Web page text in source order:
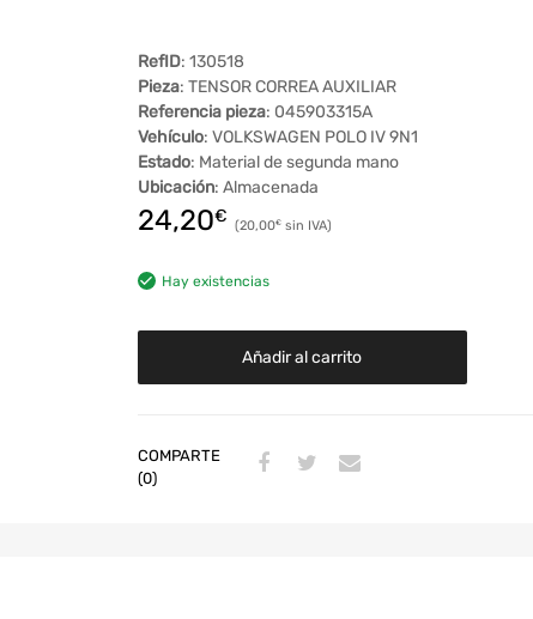
RefID: 130518
Pieza: TENSOR CORREA AUXILIAR
Referencia pieza: 045903315A
Vehículo: VOLKSWAGEN POLO IV 9N1
Estado: Material de segunda mano
Ubicación: Almacenada
24,20€ 20,00€
Hay existencias
Añadir al carrito
COMPARTE
(0)